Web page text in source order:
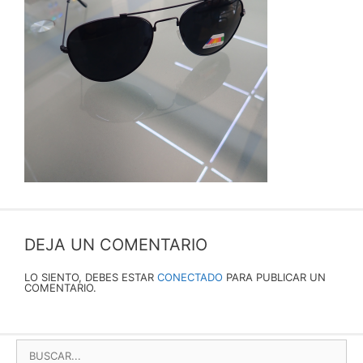
DEJA UN COMENTARIO
LO SIENTO, DEBES ESTAR CONECTADO PARA PUBLICAR UN
COMENTARIO.
BUSCAR: